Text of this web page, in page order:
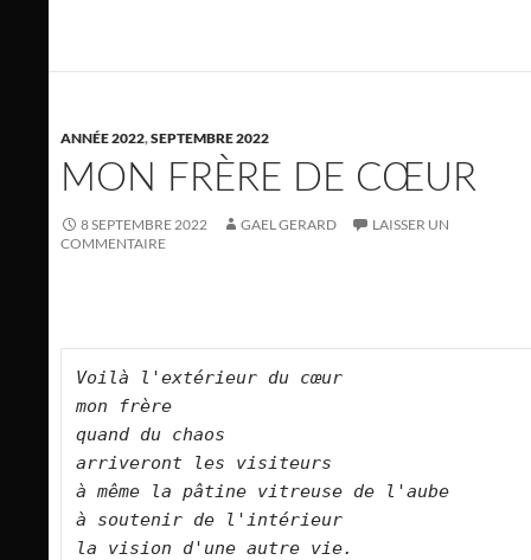
ANNÉE 2022,SEPTEMBRE 2022
MON FRÈRE DE CŒUR
8 SEPTEMBRE 2022 GAEL GERARD
LAISSER UN
COMMENTAIRE
Voilà l'extérieur du cœur
mon frère
quand du chaos
arriveront les visiteurs
à même la pâtine vitreuse de l'aube
à soutenir de l'intérieur
la vision d'une autre vie.